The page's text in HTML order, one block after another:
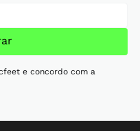
e concordo com a